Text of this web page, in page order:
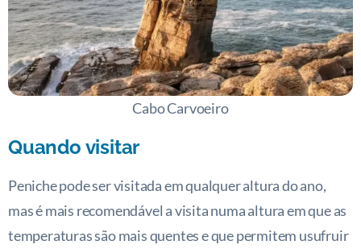
Cabo Carvoeiro
Quando visitar
Peniche pode ser visitada em qualquer altura do ano,
mas é mais recomendável a visita numa altura em que as
temperaturas são mais quentes e que permitem usufruir